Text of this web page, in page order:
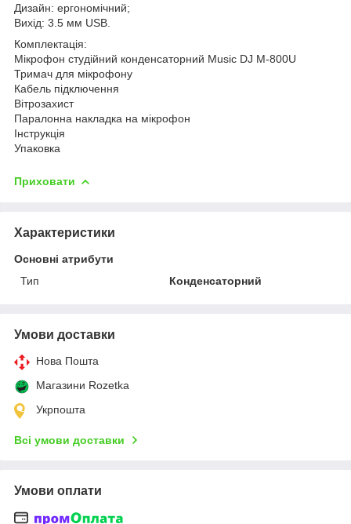
Дизайн: ергономічний;
Вихід: 3.5 мм USB.
Комплектація:
Мікрофон студійний конденсаторний Music DJ M-800U
Тримач для мікрофону
Кабель підключення
Вітрозахист
Паралонна накладка на мікрофон
Інструкція
Упаковка
Приховати
Характеристики
Основні атрибути
Тип
Конденсаторний
Умови доставки
Нова Пошта
Магазини Rozetka
Укрпошта
Всі умови доставки
Умови оплати